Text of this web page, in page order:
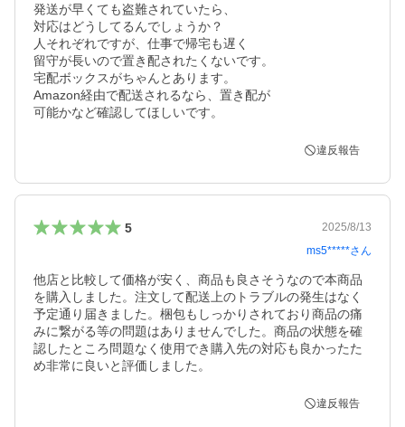
発送が早くても盗難されていたら、
対応はどうしてるんでしょうか？
人それぞれですが、仕事で帰宅も遅く
留守が長いので置き配されたくないです。
宅配ボックスがちゃんとあります。
Amazon経由で配送されるなら、置き配が
可能かなど確認してほしいです。
違反報告
5
2025/8/13
ms5*****さん
他店と比較して価格が安く、商品も良さそうなので本商品
を購入しました。注文して配送上のトラブルの発生はなく
予定通り届きました。梱包もしっかりされており商品の痛
みに繋がる等の問題はありませんでした。商品の状態を確
認したところ問題なく使用でき購入先の対応も良かったた
め非常に良いと評価しました。
違反報告